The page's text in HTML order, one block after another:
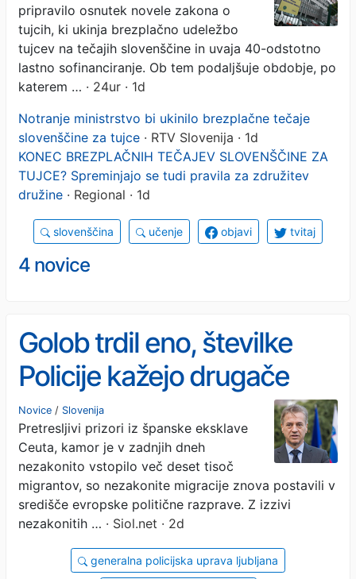
pripravilo osnutek novele zakona o
tujcih, ki ukinja brezplačno udeležbo
tujcev na tečajih slovenščine in uvaja 40-odstotno
lastno sofinanciranje. Ob tem podaljšuje obdobje, po
katerem … · 24ur · 1d
Notranje ministrstvo bi ukinilo brezplačne tečaje
slovenščine za tujce · RTV Slovenija · 1d
KONEC BREZPLAČNIH TEČAJEV SLOVENŠČINE ZA
TUJCE? Spreminjajo se tudi pravila za združitev
družine · Regional · 1d
slovenščina učenje objavi tvitaj
4 novice
Golob trdil eno, številke
Policije kažejo drugače
Novice / Slovenija
Pretresljivi prizori iz španske eksklave
Ceuta, kamor je v zadnjih dneh
nezakonito vstopilo več deset tisoč
migrantov, so nezakonite migracije znova postavili v
središče evropske politične razprave. Z izzivi
nezakonitih … · Siol.net · 2d
generalna policijska uprava ljubljana